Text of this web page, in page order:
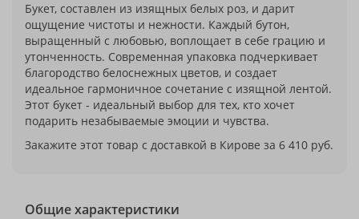
Букет, составлен из изящных белых роз, и дарит
ощущение чистоты и нежности. Каждый бутон,
выращенный с любовью, воплощает в себе грацию и
утонченность. Современная упаковка подчеркивает
благородство белоснежных цветов, и создает
идеальное гармоничное сочетание с изящной лентой.
Этот букет - идеальный выбор для тех, кто хочет
подарить незабываемые эмоции и чувства.
Закажите этот товар с доставкой в Кирове за 6 410 руб.
Общие характеристики